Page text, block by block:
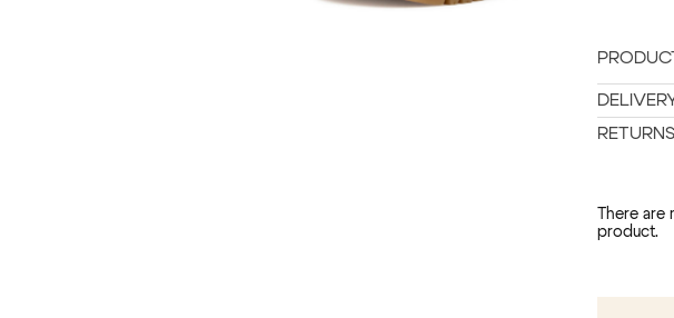
RETURNS
There
product.